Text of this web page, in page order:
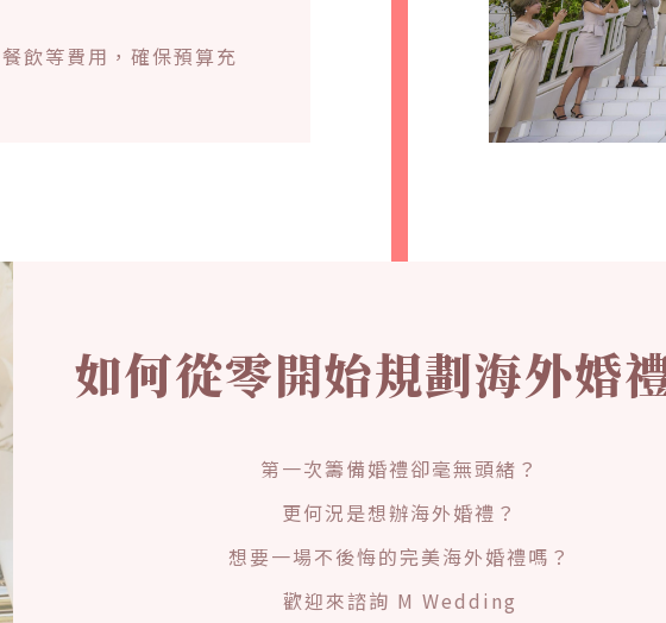
飲等費用，確保預算充
如何從零開始規劃海外婚
第一次籌備婚禮卻毫無頭緒？
更何況是想辦海外婚禮？
想要一場不後悔的完美海外婚禮嗎？
歡迎來諮詢 M Wedding